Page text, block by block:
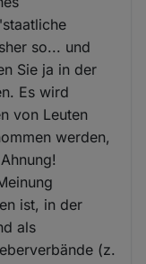
so... und
Sie ja in der
Es wird
von Leuten
werden,
ist, in der
als
(z.